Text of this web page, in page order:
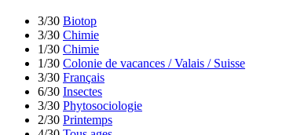
3/30 Biotop
3/30 Chimie
1/30 Chimie
1/30 Colonie de vacances / Valais / Suisse
3/30 Français
6/30 Insectes
3/30 Phytosociologie
2/30 Printemps